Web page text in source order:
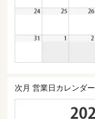
次月 営業日カレンダー